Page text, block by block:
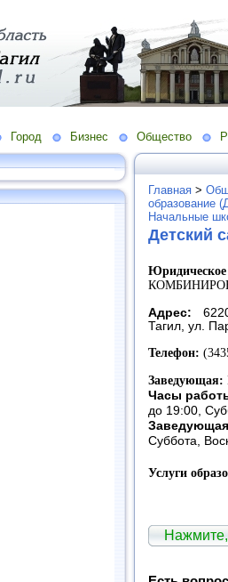
Город Бизнес Общество
Главная >
образование
Начальные
Детский
Адрес:
Тагил, ул.
Телефон:
Заведующая:
Часы
до 19:00,
Суббота,
Услуги